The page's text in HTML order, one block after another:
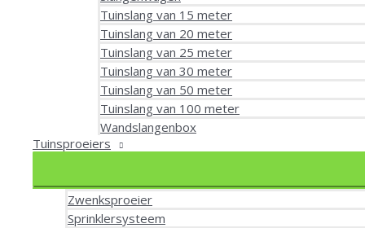
Tuinslang van 15 meter
Tuinslang van 20 meter
Tuinslang van 25 meter
Tuinslang van 30 meter
Tuinslang van 50 meter
Tuinslang van 100 meter
Wandslangenbox
Tuinsproeiers
Zwenksproeier
Sprinklersysteem